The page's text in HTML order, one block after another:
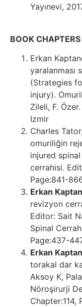
Yayınevi,
BOOK
Erkan
yaralanması
(Strategies
injury).
Zileli, F.
Izmir
Charles Tator,
omuriliğin
injured
cerrahisi.
Page:841-
Erkan
revizyon
Editor: Sait
Spinal
Page:437-
Erkan
torakal dar
Aksoy K,
Nöroşirurji
Chapter:114,